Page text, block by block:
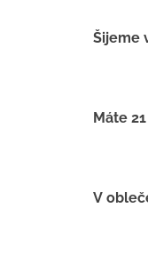
Šijeme
Máte
V